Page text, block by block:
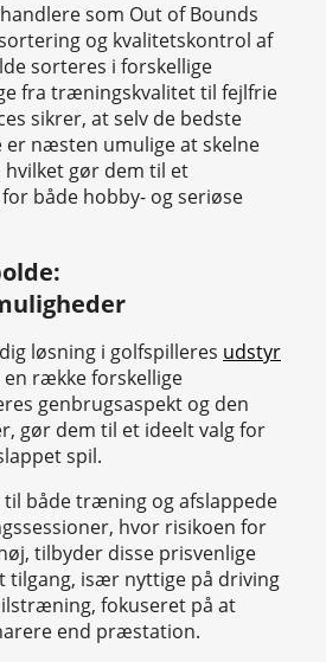
som Out of Bounds
og kvalitetskontrol af
sorteres i forskellige
fra træningskvalitet til fejlfrie
sikrer, at selv de bedste
er næsten umulige at skelne
gør dem til et
både hobby- og seriøse
løsning i golfspilleres udstyr
en række forskellige
genbrugsaspekt og den
gør dem til et ideelt valg for
spil.
til både træning og afslappede
hvor risikoen for
tilbyder disse prisvenlige
tilgang, især nyttige på driving
fokuseret på at
end præstation.